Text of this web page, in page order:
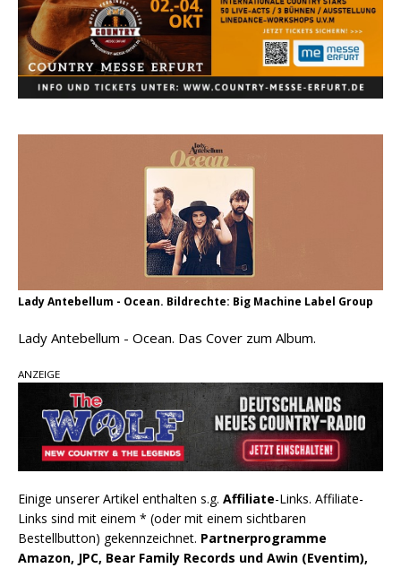
pez veröffentlicht neue Single „Late Night
Talks“ – eine Hymne auf unvergessliche
Sommernächte
Randy Travis veröffentlicht mit „I Don’t Care“
Ben Gallaher kehrt zu seinen Wurzeln zurück –
„Taylor Gold“ zeigt die Kraft der Akustik
Lady Antebellum - Ocean. Bildrechte: Big Machine Label Group
Lady Antebellum - Ocean. Das Cover zum Album.
ANZEIGE
Einige unserer Artikel enthalten s.g. Affiliate-Links. Affiliate-
Links sind mit einem * (oder mit einem sichtbaren
Bestellbutton) gekennzeichnet. Partnerprogramme
Amazon, JPC, Bear Family Records und Awin (Eventim),